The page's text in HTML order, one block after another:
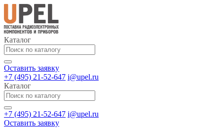
Каталог
Оставить заявку
+7 (495) 21-52-647 i@upel.ru
Каталог
+7 (495) 21-52-647 i@upel.ru
Оставить заявку